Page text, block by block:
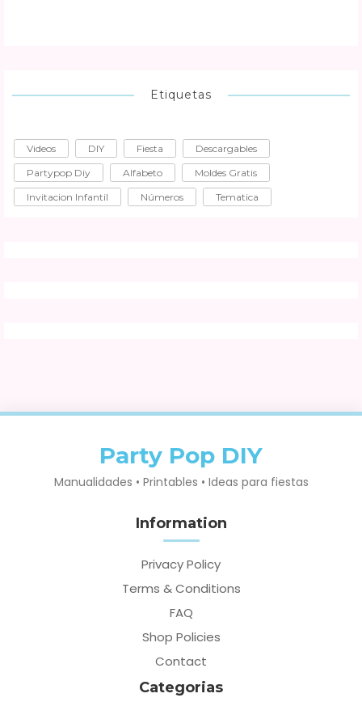
Etiquetas
Videos DIY Fiesta
Descargables
Partypop Diy
Alfabeto
Moldes Gratis
Invitacion Infantil
Números Tematica
Party Pop DIY
Manualidades • Printables • Ideas para fiestas
Information
Privacy Policy
Terms & Conditions
FAQ
Shop Policies
Contact
Categorias